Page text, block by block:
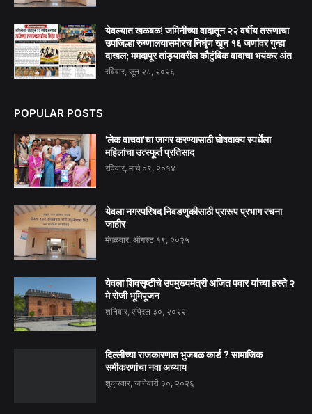
येवल्यात खळबळ! जमिनीच्या वादातून २२ वर्षीय तरूणाचा
उपजिल्हा रुग्णालयासमोरच निर्घृण खून १६ जणांवर गुन्हा
दाखल; ममदापूर तांड्यावरील कौटुंबिक वादाचा भयंकर अंत
रविवार, जून २८, २०२६
POPULAR POSTS
'लेक वाचवा'चा जागर करण्यासाठी घोषवाक्य स्पर्धेला
महिलांचा उत्स्फूर्त प्रतिसाद
रविवार, मार्च ०९, २०१४
येवला नगरपरिषद निवडणुकीसाठी प्रारूप प्रभाग रचना
जाहीर
मंगळवार, ऑगस्ट १९, २०२५
येवला शिवसृष्टीचे उपमुख्यमंत्री अजित पवार यांच्या हस्ते २
मे रोजी भूमिपूजन
शनिवार, एप्रिल ३०, २०२२
दिल्लीच्या राजकारणात भुजबळ कार्ड ? सामाजिक
समीकरणांचा नवा अध्याय
शुक्रवार, जानेवारी ३०, २०२६